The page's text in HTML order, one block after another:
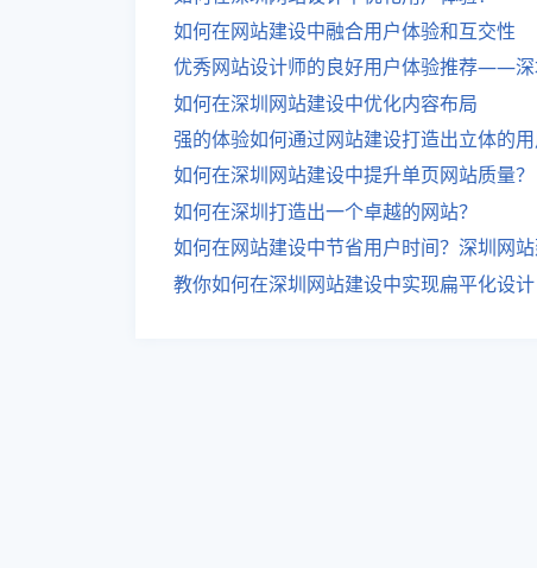
如何在网站建设中融合用户体验和互交性
优秀网站设计师的良好用户体验推荐——
如何在深圳网站建设中优化内容布局
强的体验如何通过网站建设打造出立体的用
如何在深圳网站建设中提升单页网站质量？
如何在深圳打造出一个卓越的网站？
如何在网站建设中节省用户时间？深圳网
教你如何在深圳网站建设中实现扁平化设计